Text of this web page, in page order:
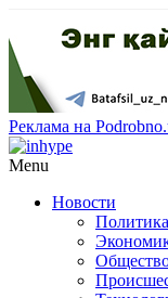
Реклама на
Menu
Новости
Политика